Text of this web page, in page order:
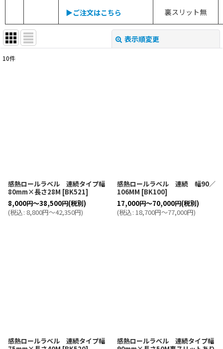
▶ご注文はこちら 裏スリット無
表示順変更
10件
感熱ロールラベル 連続タイプ幅
80mm×長さ28M [BK521]
8,000円～38,500円(税別)
(税込: 8,800円～42,350円)
感熱ロールラベル 連続 幅90／
106MM [BK100]
17,000円～70,000円(税別)
(税込: 18,700円～77,000円)
感熱ロールラベル 連続タイプ幅
感熱ロールラベル 連続タイプ幅